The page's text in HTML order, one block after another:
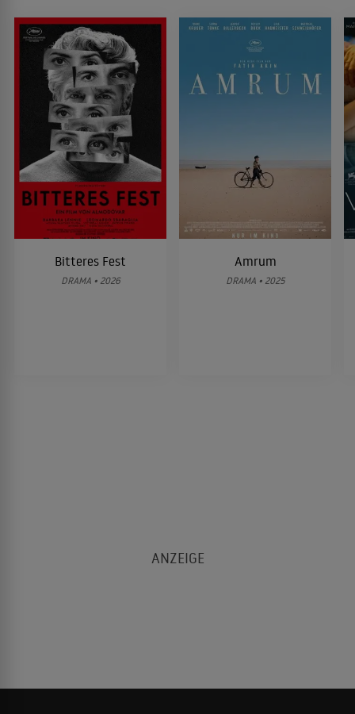
Bitteres Fest
DRAMA • 2026
Amrum
DRAMA • 2025